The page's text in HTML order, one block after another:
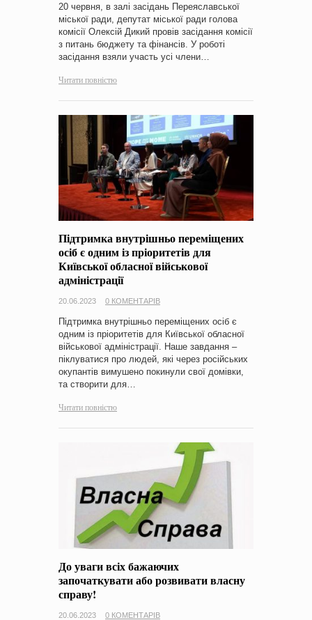
20 червня, в залі засідань Переяславської
міської ради, депутат міської ради голова
комісії Олексій Дикий провів засідання комісії
з питань бюджету та фінансів. У роботі
засідання взяли участь усі члени…
Читати повністю
Підтримка внутрішньо переміщених
осіб є одним із пріоритетів для
Київської обласної військової
адміністрації
20.06.2023 0 КОМЕНТАРІВ
Підтримка внутрішньо переміщених осіб є
одним із пріоритетів для Київської обласної
військової адміністрації. Наше завдання –
піклуватися про людей, які через російських
окупантів вимушено покинули свої домівки,
та створити для…
Читати повністю
До уваги всіх бажаючих
започаткувати або розвивати власну
справу!
20.06.2023 0 КОМЕНТАРІВ